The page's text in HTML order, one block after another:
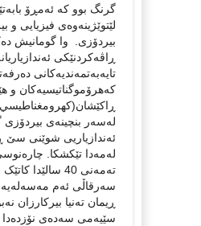
گرنگ بوو که‌ ئه‌مڕۆ
لێتوێژینه‌وه‌ی فیزیایی و
بیردۆزی. وا گومانیش
ڕاڤه‌کردنێکی
تایه‌به‌تمه‌ندیه‌کانی
که‌هرۆموگناتیسیه‌کان و
ڕاکێشان(کهرومغناطیسي
له‌سه‌ر بنچینه‌ی
ئه‌ندازیاریی شوێنی سێ
له‌مه‌دا تێکشکا.
ته‌مه‌نی 40 سالێدا
سه‌رقاڵی ئه‌م مه‌سه‌له‌یه‌
ڕیمان ته‌نیا بیرکارزان
سێیه‌می سه‌ده‌ی نۆزده‌دا